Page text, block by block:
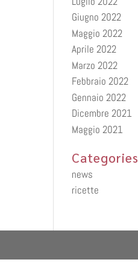
Giugno 2022
Maggio 2022
Aprile 2022
Marzo 2022
Febbraio 2022
Gennaio 2022
Dicembre 2021
Maggio 2021
Categories
news
ricette